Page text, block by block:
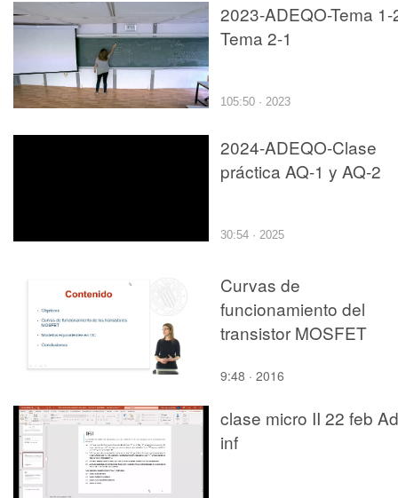
2023-ADEQO-Tema 1-
Tema 2-1
105:50 · 2023
2024-ADEQO-Clase
práctica AQ-1 y AQ-2
30:54 · 2025
Curvas de
funcionamiento del
transistor MOSFET
9:48 · 2016
clase micro II 22 feb
inf